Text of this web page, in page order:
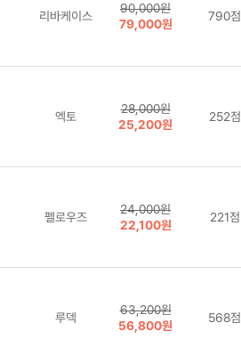
리바케이스
90,000원
79,000원
790점
엑토
28,000원
25,200원
252점
펠로우즈
24,000원
22,100원
221점
루덱
63,200원
56,800원
568점